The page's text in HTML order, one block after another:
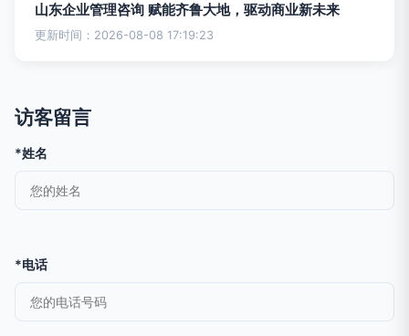
山东企业管理咨询 赋能齐鲁大地，驱动商业新未来
更新时间：2026-08-08 17:19:23
访客留言
*姓名
*电话